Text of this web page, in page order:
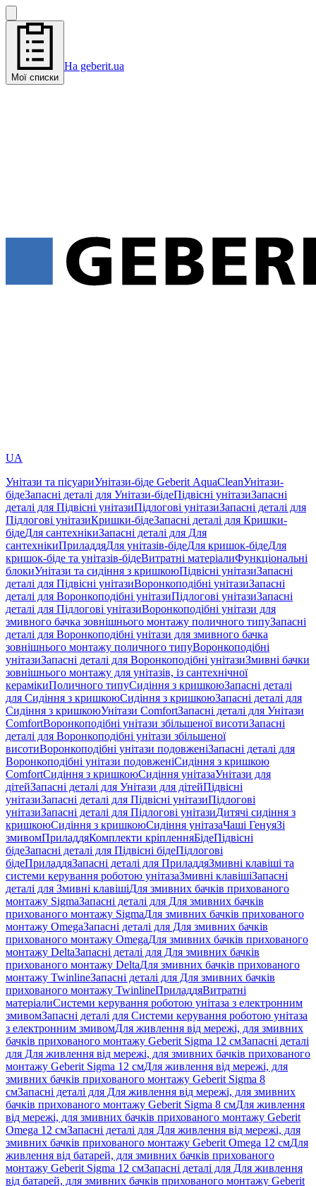
Мої списки
На geberit.ua
UA
Унітази та пісуариУнітази-біде Geberit AquaCleanУнітази-
бідеЗапасні деталі для Унітази-бідеПідвісні унітазиЗапасні
деталі для Підвісні унітазиПідлогові унітазиЗапасні деталі для
Підлогові унітазиКришки-бідеЗапасні деталі для Кришки-
бідеДля сантехнікиЗапасні деталі для Для
сантехнікиПриладдяДля унітазів-бідеДля кришок-бідеДля
кришок-біде та унітазів-бідеВитратні матеріалиФункціональні
блокиУнітази та сидіння з кришкоюПідвісні унітазиЗапасні
деталі для Підвісні унітазиВоронкоподібні унітазиЗапасні
деталі для Воронкоподібні унітазиПідлогові унітазиЗапасні
деталі для Підлогові унітазиВоронкоподібні унітази для
змивного бачка зовнішнього монтажу поличного типуЗапасні
деталі для Воронкоподібні унітази для змивного бачка
зовнішнього монтажу поличного типуВоронкоподібні
унітазиЗапасні деталі для Воронкоподібні унітазиЗмивні бачки
зовнішнього монтажу для унітазів, із сантехнічної
керамікиПоличного типуСидіння з кришкоюЗапасні деталі
для Сидіння з кришкоюСидіння з кришкоюЗапасні деталі для
Сидіння з кришкоюУнітази ComfortЗапасні деталі для Унітази
ComfortВоронкоподібні унітази збільшеної висотиЗапасні
деталі для Воронкоподібні унітази збільшеної
висотиВоронкоподібні унітази подовженіЗапасні деталі для
Воронкоподібні унітази подовженіСидіння з кришкою
ComfortСидіння з кришкоюСидіння унітазаУнітази для
дітейЗапасні деталі для Унітази для дітейПідвісні
унітазиЗапасні деталі для Підвісні унітазиПідлогові
унітазиЗапасні деталі для Підлогові унітазиДитячі сидіння з
кришкоюСидіння з кришкоюСидіння унітазаЧаші ГенуяЗі
змивомПриладдяКомплекти кріпленняБідеПідвісні
бідеЗапасні деталі для Підвісні бідеПідлогові
бідеПриладдяЗапасні деталі для ПриладдяЗмивні клавіші та
системи керування роботою унітазаЗмивні клавішіЗапасні
деталі для Змивні клавішіДля змивних бачків прихованого
монтажу SigmaЗапасні деталі для Для змивних бачків
прихованого монтажу SigmaДля змивних бачків прихованого
монтажу OmegaЗапасні деталі для Для змивних бачків
прихованого монтажу OmegaДля змивних бачків прихованого
монтажу DeltaЗапасні деталі для Для змивних бачків
прихованого монтажу DeltaДля змивних бачків прихованого
монтажу TwinlineЗапасні деталі для Для змивних бачків
прихованого монтажу TwinlineПриладдяВитратні
матеріалиСистеми керування роботою унітаза з електронним
змивомЗапасні деталі для Системи керування роботою унітаза
з електронним змивомДля живлення від мережі, для змивних
бачків прихованого монтажу Geberit Sigma 12 смЗапасні деталі
для Для живлення від мережі, для змивних бачків прихованого
монтажу Geberit Sigma 12 смДля живлення від мережі, для
змивних бачків прихованого монтажу Geberit Sigma 8
смЗапасні деталі для Для живлення від мережі, для змивних
бачків прихованого монтажу Geberit Sigma 8 смДля живлення
від мережі, для змивних бачків прихованого монтажу Geberit
Omega 12 смЗапасні деталі для Для живлення від мережі, для
змивних бачків прихованого монтажу Geberit Omega 12 смДля
живлення від батарей, для змивних бачків прихованого
монтажу Geberit Sigma 12 смЗапасні деталі для Для живлення
від батарей, для змивних бачків прихованого монтажу Geberit